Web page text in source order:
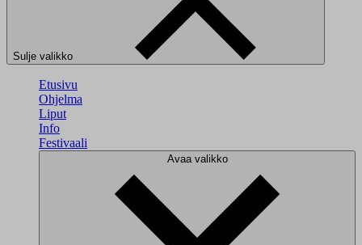
Sulje valikko
Etusivu
Ohjelma
Liput
Info
Festivaali
Avaa valikko